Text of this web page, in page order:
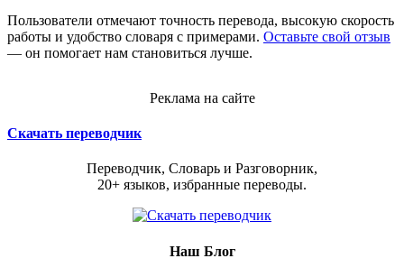
Пользователи отмечают точность перевода, высокую скорость
работы и удобство словаря с примерами. Оставьте свой отзыв
— он помогает нам становиться лучше.
Реклама на сайте
Скачать переводчик
Переводчик, Словарь и Разговорник,
20+ языков, избранные переводы.
Наш Блог